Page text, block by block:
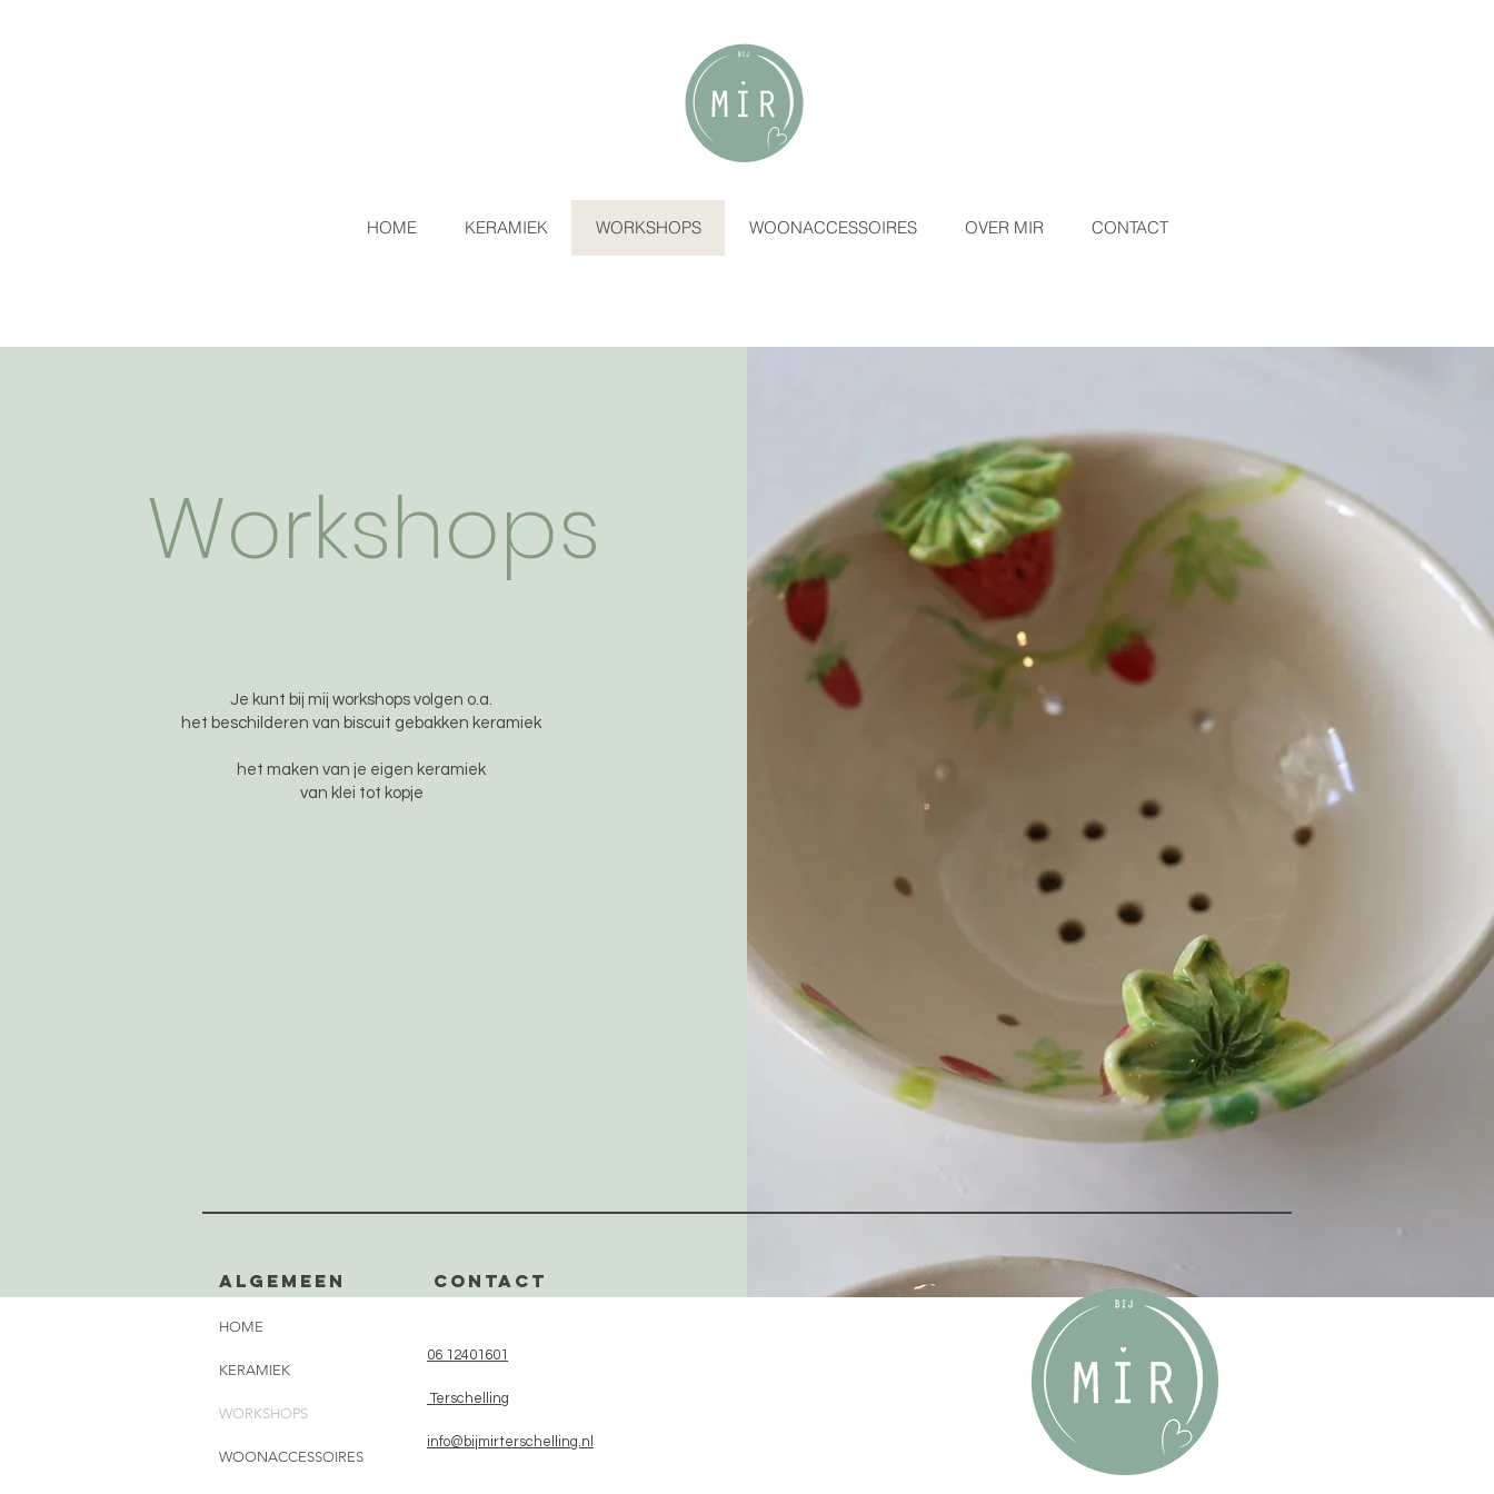
HOME KERAMIEK WORKSHOPS WOONACCESSOIRES OVER MIR CONTACT
Workshops
Je kunt bij mij workshops volgen o.a.
het beschilderen van biscuit gebakken keramiek
het maken van je eigen keramiek
van klei tot kopje
Algemeen CONTACT
HOME
KERAMIEK
WORKSHOPS
WOONACCESSOIRES
06 12401601
Terschelling
info@bijmirterschelling.nl